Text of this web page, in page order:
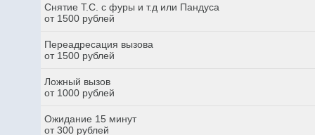
Снятие Т.С. с фуры и т.д или Пандуса
от 1500 рублей
Переадресация вызова
от 1500 рублей
Ложный вызов
от 1000 рублей
Ожидание 15 минут
от 300 рублей